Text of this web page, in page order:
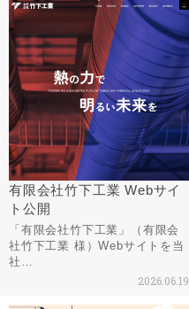
有限会社竹下工業 Webサイ
ト公開
「有限会社竹下工業」（有限会
社竹下工業 様）Webサイトを当
社…
2026.06.19